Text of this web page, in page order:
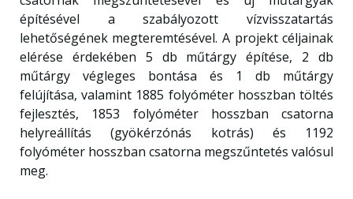
építésével a szabályozott vízvisszatartás
lehetőségének megteremtésével. A projekt céljainak
elérése érdekében 5 db műtárgy építése, 2 db
műtárgy végleges bontása és 1 db műtárgy
felújítása, valamint 1885 folyóméter hosszban töltés
fejlesztés, 1853 folyóméter hosszban csatorna
helyreállítás (gyökérzónás kotrás) és 1192
folyóméter hosszban csatorna megszűntetés valósul
meg.